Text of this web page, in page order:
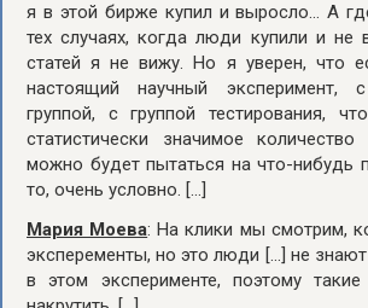
я в этой бирже купил и выросло… А
тех случаях, когда люди купили и не
статей я не вижу. Но я уверен, что
настоящий научный эксперимент,
группой, с группой тестирования,
статистически значимое количество
можно будет пытаться на что-нибудь
то, очень условно. […]
Мария Моева: На клики мы смотрим,
эксперементы, но это люди […] не
в этом эксперименте, поэтому